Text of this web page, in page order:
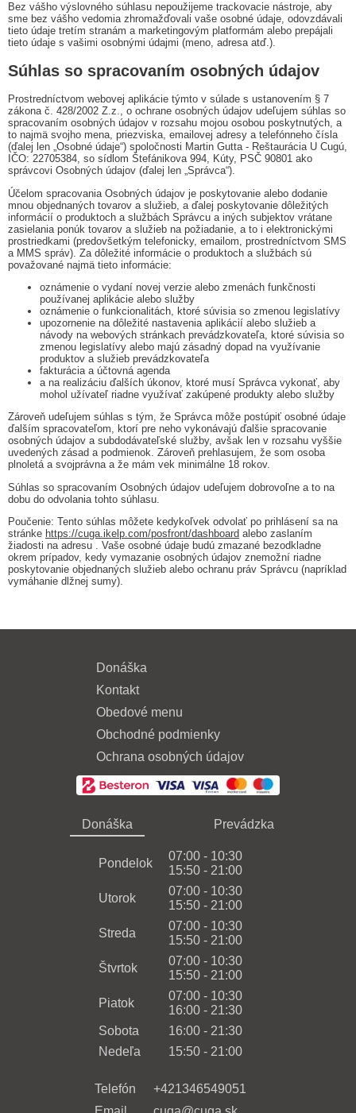
Bez vášho výslovného súhlasu nepoužijeme trackovacie nástroje, aby
sme bez vášho vedomia zhromažďovali vaše osobné údaje, odovzdávali
tieto údaje tretím stranám a marketingovým platformám alebo prepájali
tieto údaje s vašimi osobnými údajmi (meno, adresa atď.).
Súhlas so spracovaním osobných údajov
Prostredníctvom webovej aplikácie týmto v súlade s ustanovením § 7
zákona č. 428/2002 Z.z., o ochrane osobných údajov udeľujem súhlas so
spracovaním osobných údajov v rozsahu mojou osobou poskytnutých, a
to najmä svojho mena, priezviska, emailovej adresy a telefónneho čísla
(ďalej len „Osobné údaje“) spoločnosti Martin Gutta - Reštaurácia U Cugú,
IČO: 22705384, so sídlom Štefánikova 994, Kúty, PSČ 90801 ako
správcovi Osobných údajov (ďalej len „Správca“).
Účelom spracovania Osobných údajov je poskytovanie alebo dodanie
mnou objednaných tovarov a služieb, a ďalej poskytovanie dôležitých
informácií o produktoch a službách Správcu a iných subjektov vrátane
zasielania ponúk tovarov a služieb na požiadanie, a to i elektronickými
prostriedkami (predovšetkým telefonicky, emailom, prostredníctvom SMS
a MMS správ). Za dôležité informácie o produktoch a službách sú
považované najmä tieto informácie:
oznámenie o vydaní novej verzie alebo zmenách funkčnosti
používanej aplikácie alebo služby
oznámenie o funkcionalitách, ktoré súvisia so zmenou legislatívy
upozornenie na dôležité nastavenia aplikácií alebo služieb a
návody na webových stránkach prevádzkovateľa, ktoré súvisia so
zmenou legislatívy alebo majú zásadný dopad na využívanie
produktov a služieb prevádzkovateľa
fakturácia a účtovná agenda
a na realizáciu ďalších úkonov, ktoré musí Správca vykonať, aby
mohol užívateľ riadne využívať zakúpené produkty alebo služby
Zároveň udeľujem súhlas s tým, že Správca môže postúpiť osobné údaje
ďalším spracovateľom, ktorí pre neho vykonávajú ďalšie spracovanie
osobných údajov a subdodávateľské služby, avšak len v rozsahu vyššie
uvedených zásad a podmienok. Zároveň prehlasujem, že som osoba
plnoletá a svojprávna a že mám vek minimálne 18 rokov.
Súhlas so spracovaním Osobných údajov udeľujem dobrovoľne a to na
dobu do odvolania tohto súhlasu.
Poučenie: Tento súhlas môžete kedykoľvek odvolať po prihlásení sa na
stránke https://cuga.ikelp.com/posfront/dashboard alebo zaslaním
žiadosti na adresu . Vaše osobné údaje budú zmazané bezodkladne
okrem prípadov, kedy vymazanie osobných údajov znemožní riadne
poskytovanie objednaných služieb alebo ochranu práv Správcu (napríklad
vymáhanie dlžnej sumy).
Donáška
Kontakt
Obedové menu
Obchodné podmienky
Ochrana osobných údajov
Donáška Prevádzka
Pondelok
07:00 - 10:30
15:50 - 21:00
Utorok
07:00 - 10:30
15:50 - 21:00
Streda
07:00 - 10:30
15:50 - 21:00
Štvrtok
07:00 - 10:30
15:50 - 21:00
Piatok
07:00 - 10:30
16:00 - 21:30
Sobota
16:00 - 21:30
Nedeľa
15:50 - 21:00
Telefón
+421346549051